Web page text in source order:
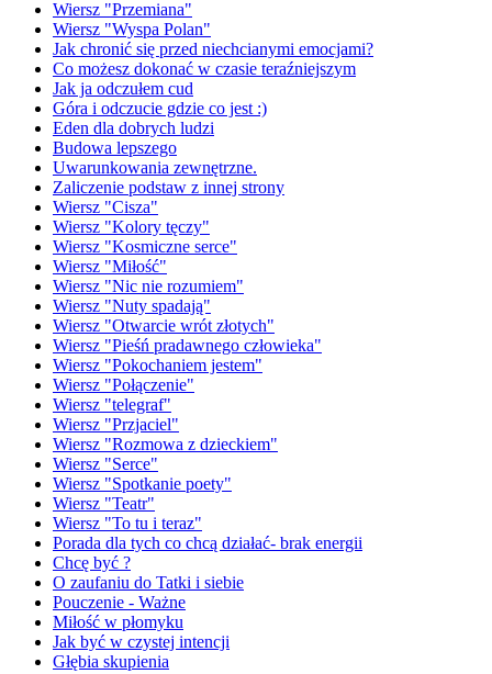
Wiersz "Przemiana"
Wiersz "Wyspa Polan"
Jak chronić się przed niechcianymi emocjami?
Co możesz dokonać w czasie teraźniejszym
Jak ja odczułem cud
Góra i odczucie gdzie co jest :)
Eden dla dobrych ludzi
Budowa lepszego
Uwarunkowania zewnętrzne.
Zaliczenie podstaw z innej strony
Wiersz "Cisza"
Wiersz "Kolory tęczy"
Wiersz "Kosmiczne serce"
Wiersz "Miłość"
Wiersz "Nic nie rozumiem"
Wiersz "Nuty spadają"
Wiersz "Otwarcie wrót złotych"
Wiersz "Pieśń pradawnego człowieka"
Wiersz "Pokochaniem jestem"
Wiersz "Połączenie"
Wiersz "telegraf"
Wiersz "Przjaciel"
Wiersz "Rozmowa z dzieckiem"
Wiersz "Serce"
Wiersz "Spotkanie poety"
Wiersz "Teatr"
Wiersz "To tu i teraz"
Porada dla tych co chcą działać- brak energii
Chcę być ?
O zaufaniu do Tatki i siebie
Pouczenie - Ważne
Miłość w płomyku
Jak być w czystej intencji
Głębia skupienia